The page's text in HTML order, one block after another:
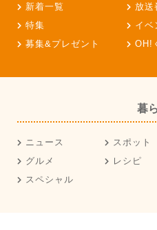
新着一覧 放送
特集
イベ
募集&プレゼント
OH!
暮
ニュース スポット
グルメ
レシピ
スペシャル